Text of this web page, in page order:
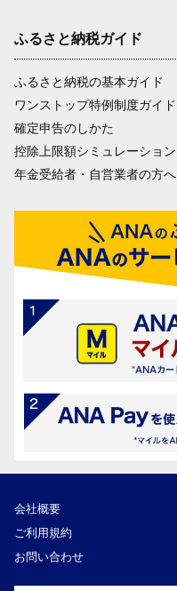
ふるさと納税ガイド
ふるさと納税の基本ガイド
ワンストップ特例制度ガイド
確定申告のしかた
控除上限額シミュレーション
年金受給者・自営業者の方へ
会社概要
ご利用規約
お問い合わせ